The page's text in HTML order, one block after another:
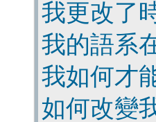
我更改了
我的語系
我如何才
如何改變